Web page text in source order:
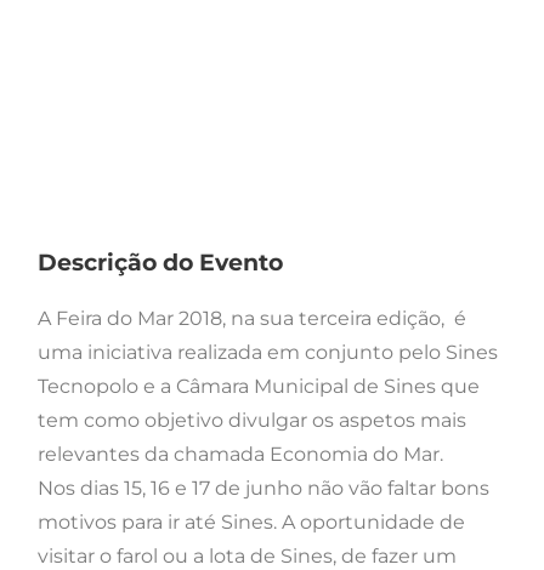
Descrição do Evento
A Feira do Mar 2018, na sua terceira edição, é
uma iniciativa realizada em conjunto pelo Sines
Tecnopolo e a Câmara Municipal de Sines que
tem como objetivo divulgar os aspetos mais
relevantes da chamada Economia do Mar.
Nos dias 15, 16 e 17 de junho não vão faltar bons
motivos para ir até Sines. A oportunidade de
visitar o farol ou a lota de Sines, de fazer um